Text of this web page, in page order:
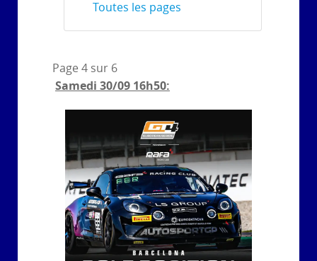
Toutes les pages
Page 4 sur 6
Samedi 30/09 16h50: